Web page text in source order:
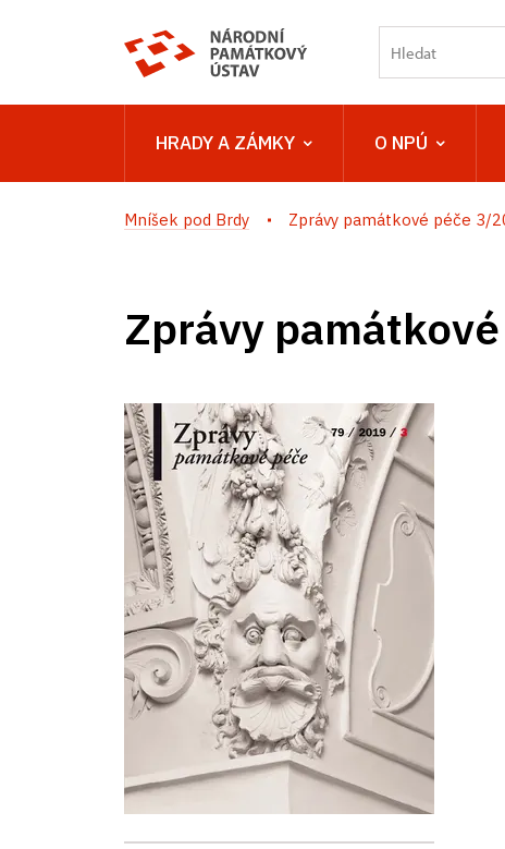
HRADY A ZÁMKY O NPÚ
Mníšek pod Brdy Zprávy památkové péče 3/
Zprávy